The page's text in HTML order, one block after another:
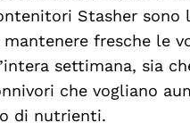
Stasher sono
mantenere fresche le
settimana, sia
che vogliano
di nutrienti.